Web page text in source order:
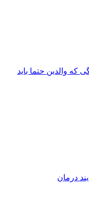
بعد از واکسن ۱۵ سالگی که والدین حتما باید
درمان